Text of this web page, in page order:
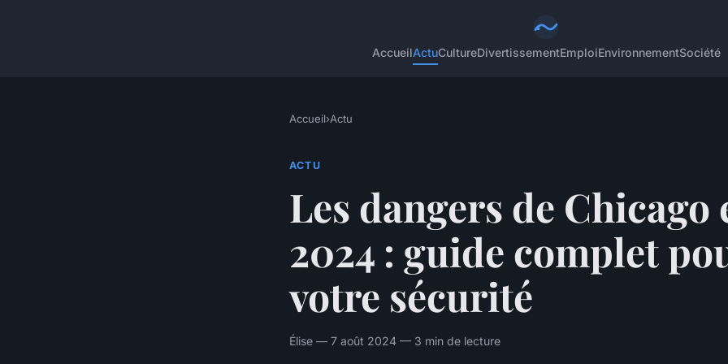
AccueilActuCultureDivertissementEmploiEnvironnementSociété
Accueil›Actu
ACTU
Les dangers de Chicago
2024 : guide complet
votre sécurité
Élise — 7 août 2024 — 3 min de lecture